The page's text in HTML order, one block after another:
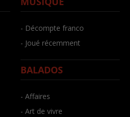
- Décompte franco
- Joué récemment
BALADOS
- Affaires
- Art de vivre